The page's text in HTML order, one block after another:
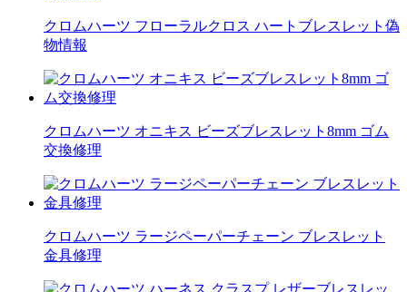
クロムハーツ フローラルクロス ハートブレスレット偽
物情報
クロムハーツ オニキス ビーズブレスレット8mm ゴム
交換修理
クロムハーツ ラージペーパーチェーン ブレスレット
金具修理